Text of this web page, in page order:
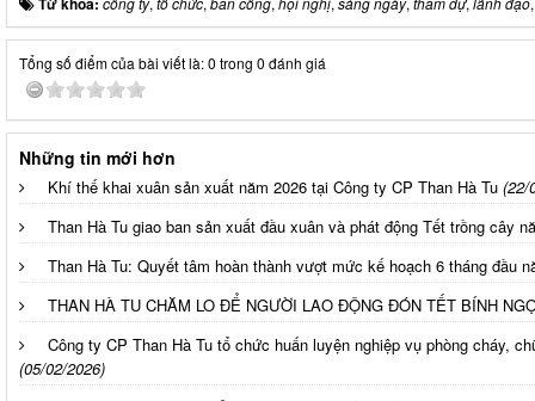
Tổng số điểm của bài viết là: 0 trong 0 đánh giá
Những tin mới hơn
Khí thế khai xuân sản xuất năm 2026 tại Công ty CP Than Hà Tu (22/
Than Hà Tu giao ban sản xuất đầu xuân và phát động Tết trồng cây
Than Hà Tu: Quyết tâm hoàn thành vượt mức kế hoạch 6 tháng đầu
THAN HÀ TU CHĂM LO ĐỂ NGƯỜI LAO ĐỘNG ĐÓN TẾT BÍNH
Công ty CP Than Hà Tu tổ chức huấn luyện nghiệp vụ phòng cháy,
(05/02/2026)